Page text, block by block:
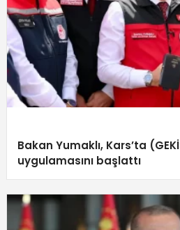
Bakan Yumaklı, Kars’ta
uygulamasını başlattı